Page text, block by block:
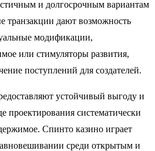
и долгосрочным вариантам
дают возможность
модификации,
или стимуляторы развития,
поступлений для создателей.
устойчивый выгоду и
проектирования систематически
Спинто казино играет
среди открытым и